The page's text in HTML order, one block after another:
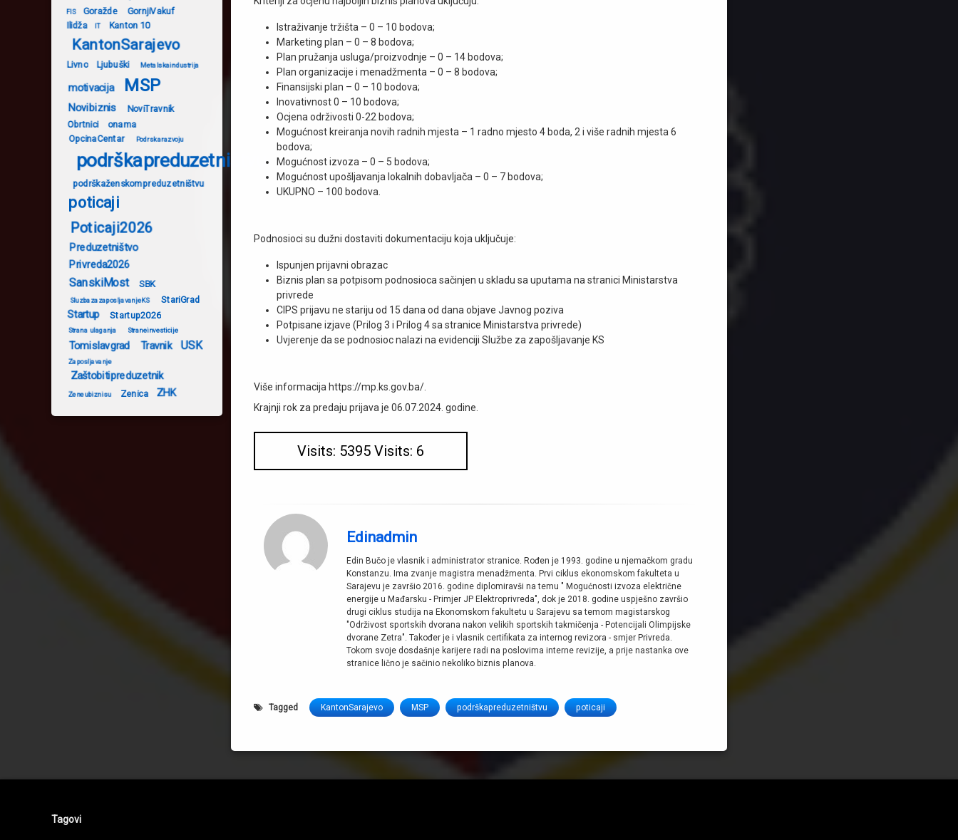
Istraživanje tržišta – 0 – 10 bodova;
Marketing plan – 0 – 8 bodova;
Plan pružanja usluga/proizvodnje – 0 – 14 bodova;
Plan organizacije i menadžmenta – 0 – 8 bodova;
Finansijski plan – 0 – 10 bodova;
Inovativnost 0 – 10 bodova;
Ocjena održivosti 0-22 bodova;
Mogućnost kreiranja novih radnih mjesta – 1 radno mjesto 4 boda, 2 i više radnih mjesta 6
bodova;
Mogućnost izvoza – 0 – 5 bodova;
Mogućnost upošljavanja lokalnih dobavljača – 0 – 7 bodova;
UKUPNO – 100 bodova.
Podnosioci su dužni dostaviti dokumentaciju koja uključuje:
Ispunjen prijavni obrazac
Biznis plan sa potpisom podnosioca sačinjen u skladu sa uputama na stranici Ministarstva
privrede
CIPS prijavu ne stariju od 15 dana od dana objave Javnog poziva
Potpisane izjave (Prilog 3 i Prilog 4 sa stranice Ministarstva privrede)
Uvjerenje da se podnosioc nalazi na evidenciji Službe za zapošljavanje KS
Više informacija https://mp.ks.gov.ba/.
Krajnji rok za predaju prijava je 06.07.2024. godine.
Visits: 5395 Visits: 6
Edinadmin
Edin Bučo je vlasnik i administrator stranice. Rođen je 1993. godine u njemačkom gradu
Konstanzu. Ima zvanje magistra menadžmenta. Prvi ciklus ekonomskom fakulteta u
Sarajevu je završio 2016. godine diplomiravši na temu " Mogućnosti izvoza električne
energije u Mađarsku - Primjer JP Elektroprivreda", dok je 2018. godine uspješno završio
drugi ciklus studija na Ekonomskom fakultetu u Sarajevu sa temom magistarskog
"Održivost sportskih dvorana nakon velikih sportskih takmičenja - Potencijali Olimpijske
dvorane Zetra". Također je i vlasnik certifikata za internog revizora - smjer Privreda.
Tokom svoje dosdašnje karijere radi na poslovima interne revizije, a prije nastanka ove
stranice lično je sačinio nekoliko biznis planova.
Tagged KantonSarajevo MSP podrškapreduzetništvu poticaji
FIS Goražde
GornjiVakuf
Ilidža
IT Kanton 10
KantonSarajevo
Livno Ljubuški Metalskaindustrija
motivacija MSP
Novibiznis
NoviTravnik
Obrtnici
onama
OpcinaCentar
Podrskarazvoju
podrškapreduzetništvu
podrškaženskompreduzetništvu
poticaji
Poticaji2026
Preduzetništvo
Privreda2026
SanskiMost SBK
SluzbazazaposljavanjeKS StariGrad
Startup Startup2026
Strana ulaganja Straneinvesticije
Tomislavgrad Travnik USK
Zaposljavanje
Zaštobitipreduzetnik
Zeneubiznisu Zenica ZHK
Tagovi